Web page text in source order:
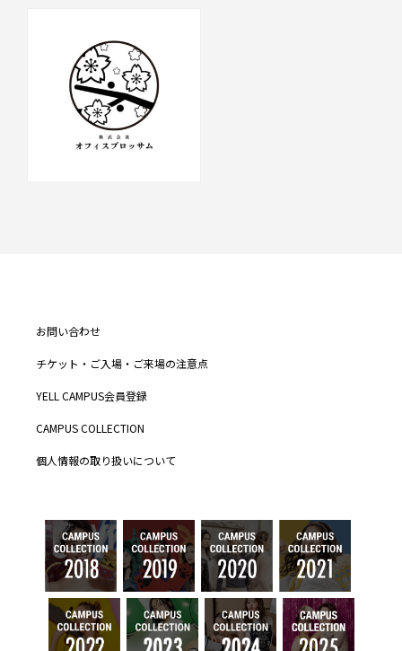
お問い合わせ
チケット・ご入場・ご来場の注意点
YELL CAMPUS会員登録
CAMPUS COLLECTION
個人情報の取り扱いについて